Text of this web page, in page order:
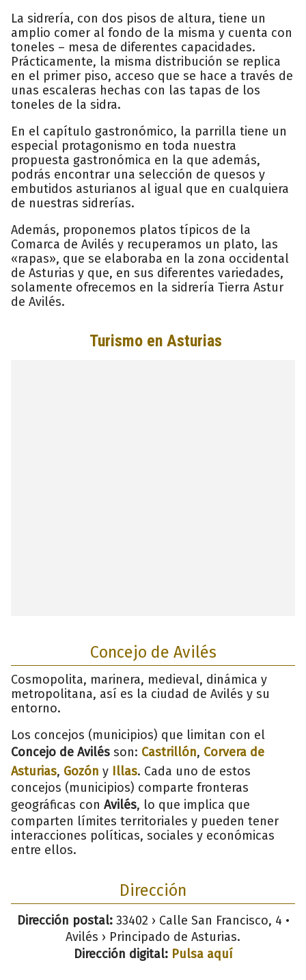
La sidrería, con dos pisos de altura, tiene un
amplio comer al fondo de la misma y cuenta con
toneles – mesa de diferentes capacidades.
Prácticamente, la misma distribución se replica
en el primer piso, acceso que se hace a través de
unas escaleras hechas con las tapas de los
toneles de la sidra.
En el capítulo gastronómico, la parrilla tiene un
especial protagonismo en toda nuestra
propuesta gastronómica en la que además,
podrás encontrar una selección de quesos y
embutidos asturianos al igual que en cualquiera
de nuestras sidrerías.
Además, proponemos platos típicos de la
Comarca de Avilés y recuperamos un plato, las
«rapas», que se elaboraba en la zona occidental
de Asturias y que, en sus diferentes variedades,
solamente ofrecemos en la sidrería Tierra Astur
de Avilés.
Concejo de Avilés
Cosmopolita, marinera, medieval, dinámica y
metropolitana, así es la ciudad de Avilés y su
entorno.
Los concejos (municipios) que limitan con el
Concejo de Avilés son: Castrillón, Corvera de
Asturias, Gozón y Illas. Cada uno de estos
concejos (municipios) comparte fronteras
geográficas con Avilés, lo que implica que
comparten límites territoriales y pueden tener
interacciones políticas, sociales y económicas
entre ellos.
Dirección
Dirección postal:33402 › Calle San Francisco, 4 •
Avilés › Principado de Asturias.
Dirección digital: Pulsa aquí